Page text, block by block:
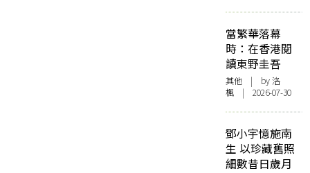
當繁華落幕
時：在香港閱
讀東野圭吾
其他 | by洛
楓 | 2026-07-30
鄧小宇憶施南
生 以珍藏舊照
細數昔日歲月